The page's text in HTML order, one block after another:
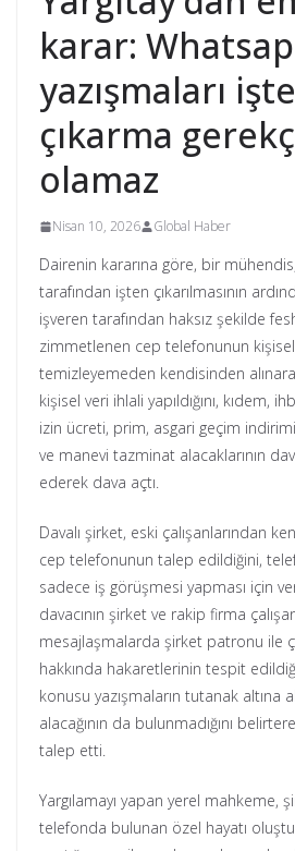
karar:
yazışmaları
çıkarma
olamaz
Nisan 10, 2026 Global Haber
Dairenin kararına göre, bir mühendis,
tarafından işten çıkarılmasının
işveren tarafından haksız şekilde
zimmetlenen cep telefonunun
temizleyemeden kendisinden
kişisel veri ihlali yapıldığını, kıdem,
izin ücreti, prim, asgari geçim
ve manevi tazminat alacaklarının
ederek dava açtı.
Davalı şirket, eski çalışanlarından
cep telefonunun talep edildiğini,
sadece iş görüşmesi yapması için
davacının şirket ve rakip firma
mesajlaşmalarda şirket patronu ile
hakkında hakaretlerinin tespit
konusu yazışmaların tutanak altına
alacağının da bulunmadığını
talep etti.
Yargılamayı yapan yerel mahkeme,
telefonda bulunan özel hayatı